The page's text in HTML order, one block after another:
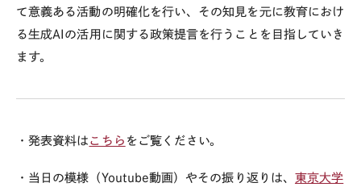
て意義ある活動の明確化を行い、その知見を元に教育におけ
る生成AIの活用に関する政策提言を行うことを目指していき
ます。
・発表資料は こちら をご覧ください。
・当日の模様（Youtube動画）やその振り返りは、 東京大学